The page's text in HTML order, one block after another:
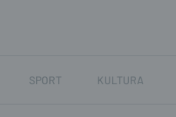
SPORT KULTURA